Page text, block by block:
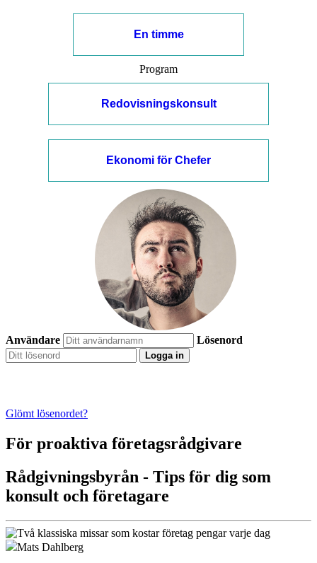
En timme
Program
Redovisningskonsult
Ekonomi för Chefer
Användare Lösenord
Logga in
Glömt lösenordet?
För proaktiva företagsrådgivare
Rådgivningsbyrån - Tips för dig som
konsult och företagare
Mats Dahlberg